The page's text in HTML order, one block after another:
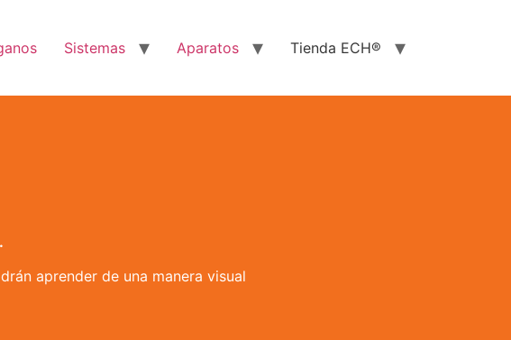
Sistemas Aparatos Tienda ECH®
aprender de una manera visual